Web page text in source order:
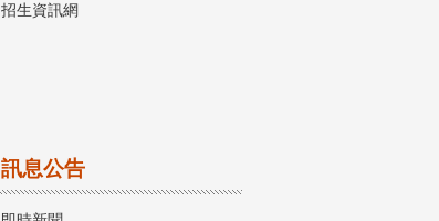
招生資訊網
訊息公告